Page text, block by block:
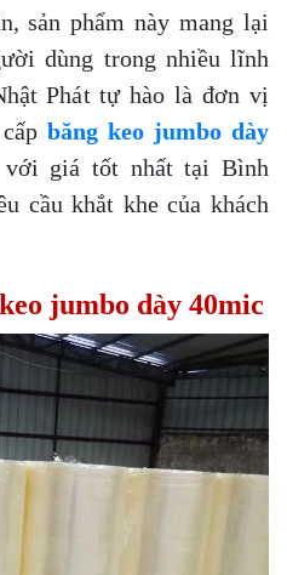
sản phẩm này mang lại
dùng trong nhiều lĩnh
Phát tự hào là đơn vị
băng keo jumbo dày
với giá tốt nhất tại Bình
cầu khắt khe của khách
jumbo dày 40mic